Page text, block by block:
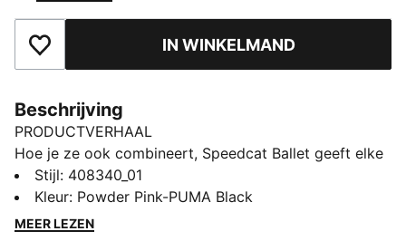
Toegevoegd aan favorietenIN WINKELMAND
Beschrijving
PRODUCTVERHAAL
Hoe je ze ook combineert, Speedcat Ballet geeft elke
outfit een eigen stijl en individualiteit. Met op ballet-
geïnspireerde details en verfijnde accenten is dit
silhouet een opvallende nieuwe versie van een icoon.
Stijl: 408340_01
Kleur: Powder Pink-PUMA Black
MEER LEZEN